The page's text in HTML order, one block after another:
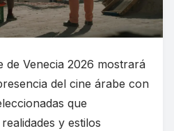
de Venecia 2026 mostrará
del cine árabe con
que
y estilos